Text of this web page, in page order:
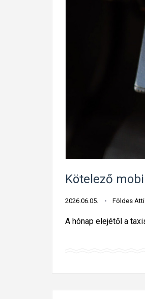
Kötelező
2026.06.05. Földes
A hónap elejétől a